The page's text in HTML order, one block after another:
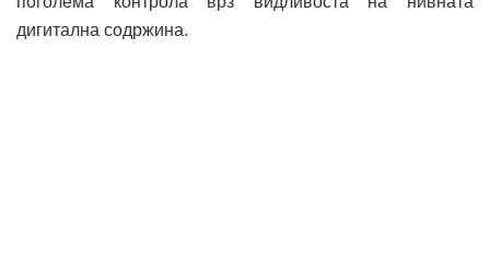
дигитална содржина.